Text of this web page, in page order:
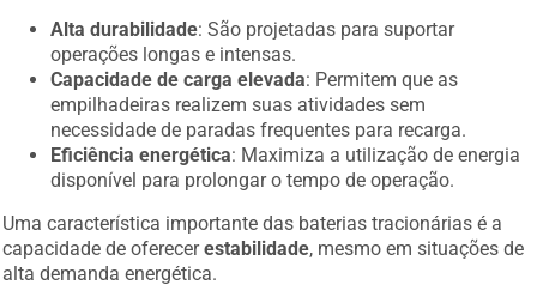
Alta durabilidade: São projetadas para suportar
operações longas e intensas.
Capacidade de carga elevada: Permitem que as
empilhadeiras realizem suas atividades sem
necessidade de paradas frequentes para recarga.
Eficiência energética: Maximiza a utilização de energia
disponível para prolongar o tempo de operação.
Uma característica importante das baterias tracionárias é a
capacidade de oferecerestabilidade, mesmo em situações de
alta demanda energética.